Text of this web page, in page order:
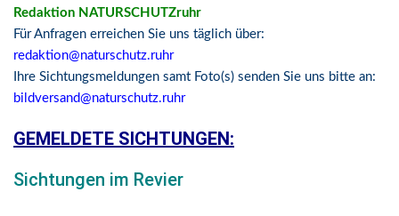
Redaktion NATURSCHUTZruhr
Für Anfragen erreichen Sie uns täglich über:
redaktion@naturschutz.ruhr
Ihre Sichtungsmeldungen samt Foto(s) senden Sie uns bitte an:
bildversand@naturschutz.ruhr
GEMELDETE SICHTUNGEN:
Sichtungen im Revier